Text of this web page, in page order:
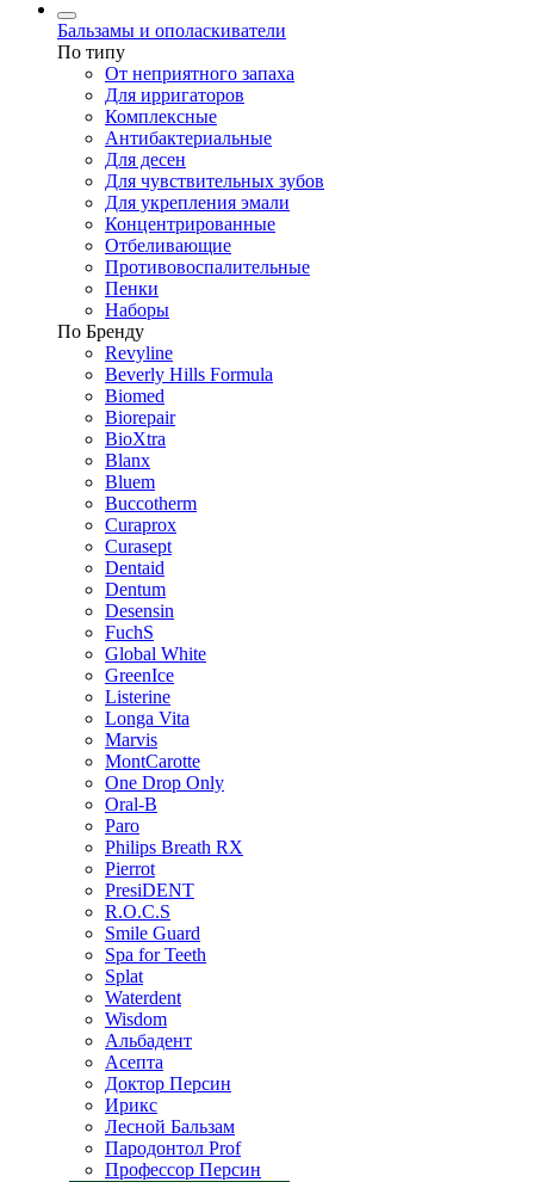
Бальзамы и ополаскиватели
По типу
От неприятного запаха
Для ирригаторов
Комплексные
Антибактериальные
Для десен
Для чувствительных зубов
Для укрепления эмали
Концентрированные
Отбеливающие
Противовоспалительные
Пенки
Наборы
По Бренду
Revyline
Beverly Hills Formula
Biomed
Biorepair
BioXtra
Blanx
Bluem
Buccotherm
Curaprox
Curasept
Dentaid
Dentum
Desensin
FuchS
Global White
GreenIce
Listerine
Longa Vita
Marvis
MontCarotte
One Drop Only
Oral-B
Paro
Philips Breath RX
Pierrot
PresiDENT
R.O.C.S
Smile Guard
Spa for Teeth
Splat
Waterdent
Wisdom
Альбадент
Асепта
Доктор Персин
Ирикс
Лесной Бальзам
Пародонтол Prof
Профессор Персин